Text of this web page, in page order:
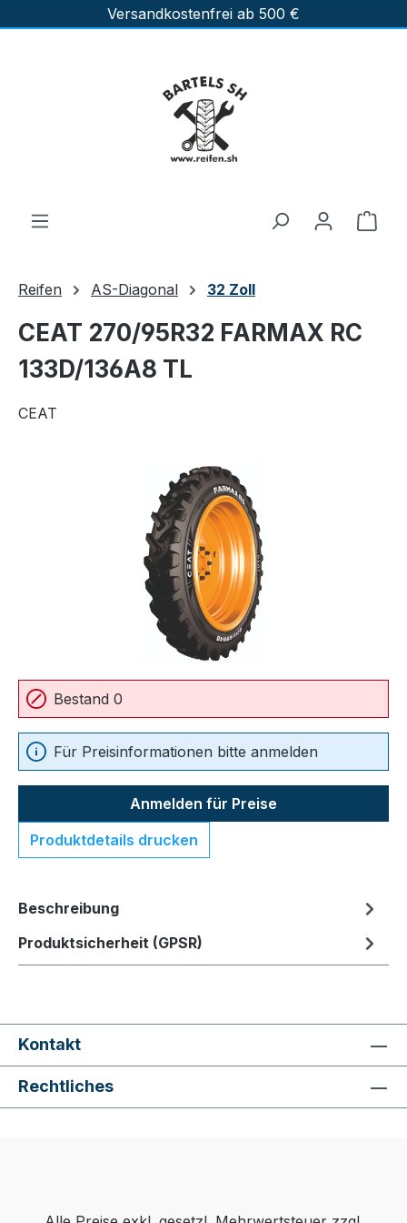
Zum Hauptinhalt springenVersandkostenfrei ab 500 €
Reifen AS-Diagonal 32 Zoll
CEAT 270/95R32 FARMAX RC
133D/136A8 TL
CEAT
Bildergalerie überspringen
Bestand 0
Für Preisinformationen bitte anmelden
Anmelden für Preise
Produktdetails drucken
Beschreibung
Produktsicherheit (GPSR)
Kontakt
Rechtliches